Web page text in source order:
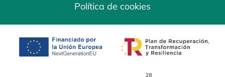
Política de cookies
opens in a new tab opens in a new